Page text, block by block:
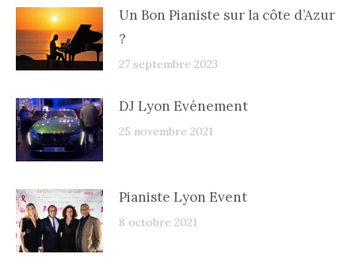
Un Bon Pianiste sur la côte d’Azur
?
27 septembre 2023
DJ Lyon Evénement
25 novembre 2021
Pianiste Lyon Event
8 octobre 2021